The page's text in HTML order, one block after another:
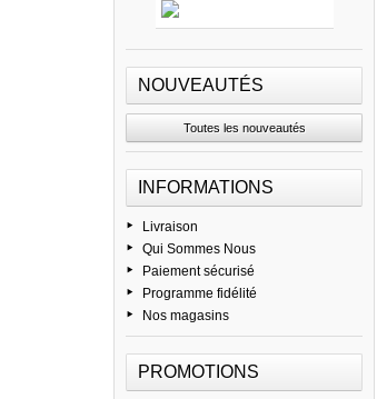
NOUVEAUTÉS
Toutes les nouveautés
INFORMATIONS
Livraison
Qui Sommes Nous
Paiement sécurisé
Programme fidélité
Nos magasins
PROMOTIONS